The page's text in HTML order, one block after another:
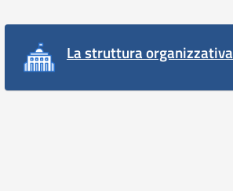
La struttura organizzativa